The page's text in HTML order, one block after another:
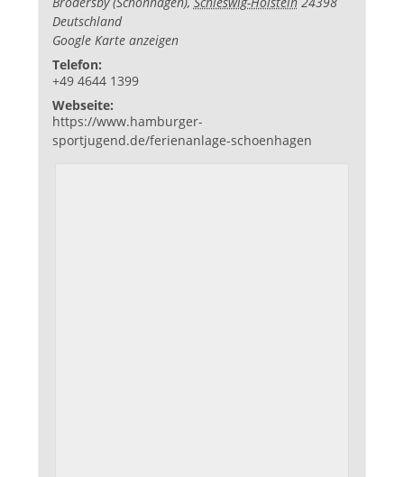
Deutschland
Google Karte anzeigen
Telefon:
+49 4644 1399
Webseite:
https://www.hamburger-
sportjugend.de/ferienanlage-schoenhagen